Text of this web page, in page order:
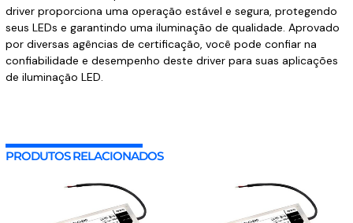
driver proporciona uma operação estável e segura, protegendo
seus LEDs e garantindo uma iluminação de qualidade. Aprovado
por diversas agências de certificação, você pode confiar na
confiabilidade e desempenho deste driver para suas aplicações
de iluminação LED.
PRODUTOS RELACIONADOS